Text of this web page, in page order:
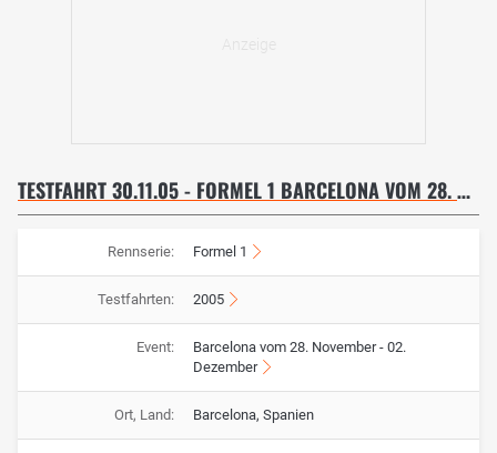
TESTFAHRT 30.11.05 - FORMEL 1 BARCELONA VOM 28. NOVEMBER - 02. DEZEMBER
Rennserie: Formel 1
Testfahrten: 2005
Event:
Barcelona vom 28. November - 02.
Dezember
Ort, Land: Barcelona, Spanien